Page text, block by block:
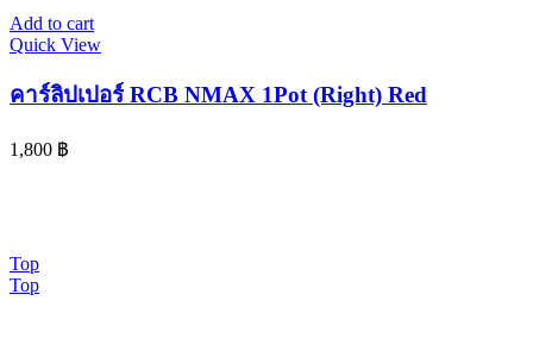
Add to cart
Quick View
คาร์ลิปเปอร์ RCB NMAX 1Pot (Right) Red
1,800 ฿
Top
Top